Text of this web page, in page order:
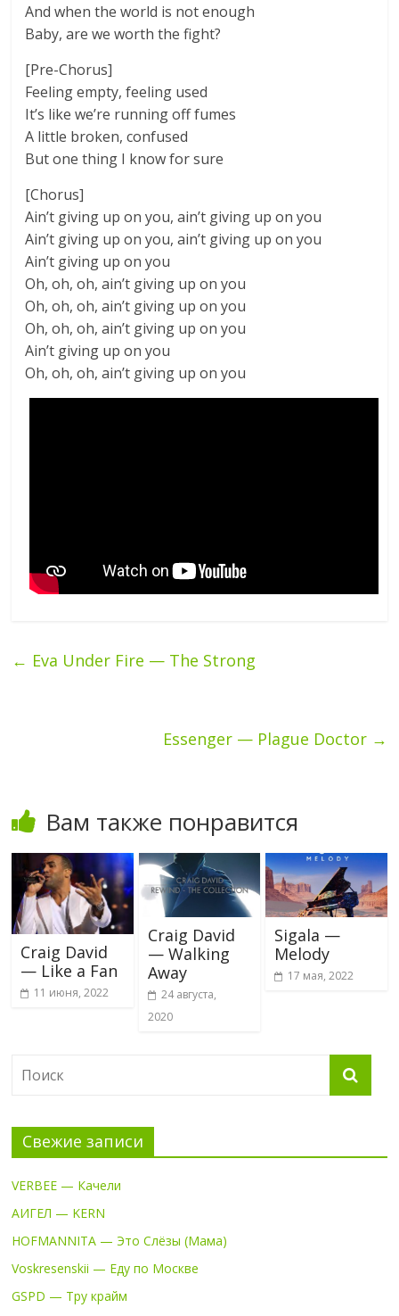
And when the world is not enough
Baby, are we worth the fight?
[Pre-Chorus]
Feeling empty, feeling used
It’s like we’re running off fumes
A little broken, confused
But one thing I know for sure
[Chorus]
Ain’t giving up on you, ain’t giving up on you
Ain’t giving up on you, ain’t giving up on you
Ain’t giving up on you
Oh, oh, oh, ain’t giving up on you
Oh, oh, oh, ain’t giving up on you
Oh, oh, oh, ain’t giving up on you
Ain’t giving up on you
Oh, oh, oh, ain’t giving up on you
← Eva Under Fire — The Strong
Essenger — Plague Doctor →
Вам также понравится
Craig David
— Like a Fan
11 июня, 2022
Craig David
— Walking
Away
24 августа,
2020
Sigala —
Melody
17 мая, 2022
Свежие записи
VERBEE — Качели
АИГЕЛ — KERN
HOFMANNITA — Это Слёзы (Мама)
Voskresenskii — Еду по Москве
GSPD — Тру крайм